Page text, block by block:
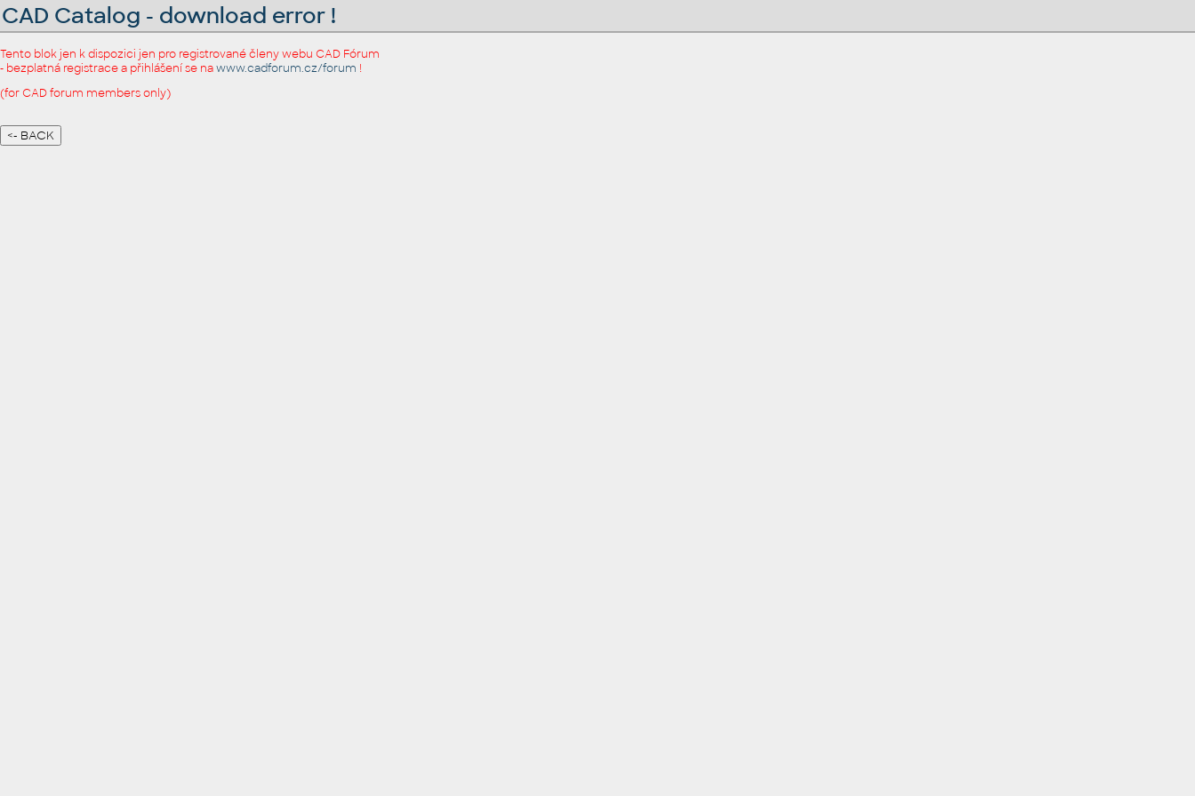
CAD Catalog - download error !
Tento blok jen k dispozici jen pro registrované členy webu CAD Fórum
- bezplatná registrace a přihlášení se nawww.cadforum.cz/forum !
(for CAD forum members only)